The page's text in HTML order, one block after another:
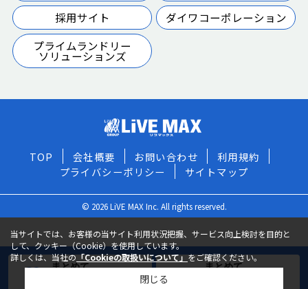
まとめて
まとめて
採用サイト
ダイワコーポレーション
プライムランドリー
ソリューションズ
TOP 会社概要 お問い合わせ
利用規約
プライバシーポリシー
サイトマップ
© 2026 LiVE MAX Inc. All rights reserved.
当サイトでは、お客様の当サイト利用状況把握、サービス向上検討を目的と
して、クッキー（Cookie）を使用しています。
詳しくは、当社の「Cookieの取扱いについて」をご確認ください。
閉じる